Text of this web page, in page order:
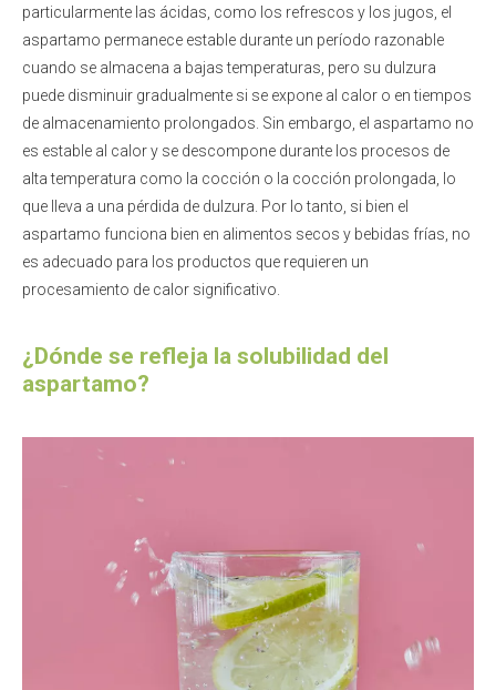
particularmente las ácidas, como los refrescos y los jugos, el
aspartamo permanece estable durante un período razonable
cuando se almacena a bajas temperaturas, pero su dulzura
puede disminuir gradualmente si se expone al calor o en tiempos
de almacenamiento prolongados. Sin embargo, el aspartamo no
es estable al calor y se descompone durante los procesos de
alta temperatura como la cocción o la cocción prolongada, lo
que lleva a una pérdida de dulzura. Por lo tanto, si bien el
aspartamo funciona bien en alimentos secos y bebidas frías, no
es adecuado para los productos que requieren un
procesamiento de calor significativo.
¿Dónde se refleja la solubilidad del
aspartamo?